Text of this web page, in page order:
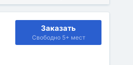
Заказать
Свободно 5+ мест